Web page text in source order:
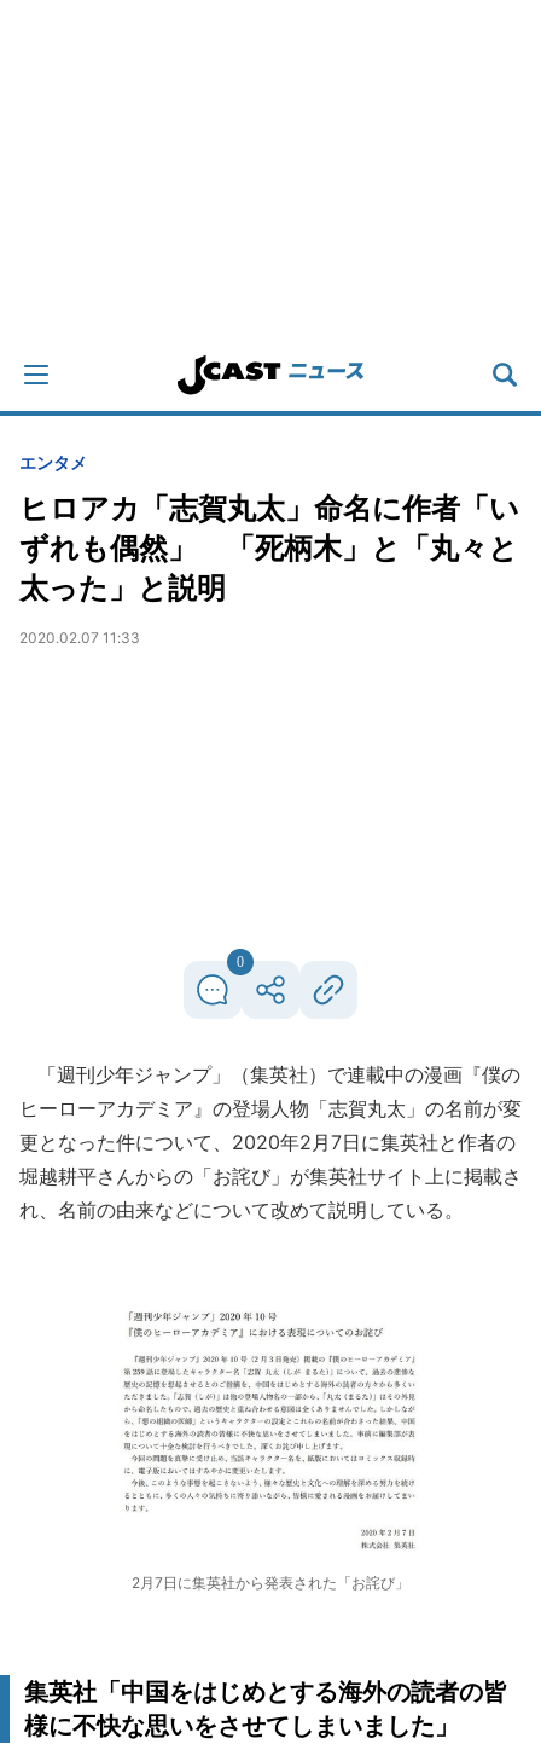
エンタメ
ヒロアカ「志賀丸太」命名に作者「い
ずれも偶然」 「死柄木」と「丸々と
太った」と説明
2020.02.07 11:33
0
「週刊少年ジャンプ」（集英社）で連載中の漫画『僕の
ヒーローアカデミア』の登場人物「志賀丸太」の名前が変
更となった件について、2020年2月7日に集英社と作者の
堀越耕平さんからの「お詫び」が集英社サイト上に掲載さ
れ、名前の由来などについて改めて説明している。
2月7日に集英社から発表された「お詫び」
集英社「中国をはじめとする海外の読者の皆
様に不快な思いをさせてしまいました」